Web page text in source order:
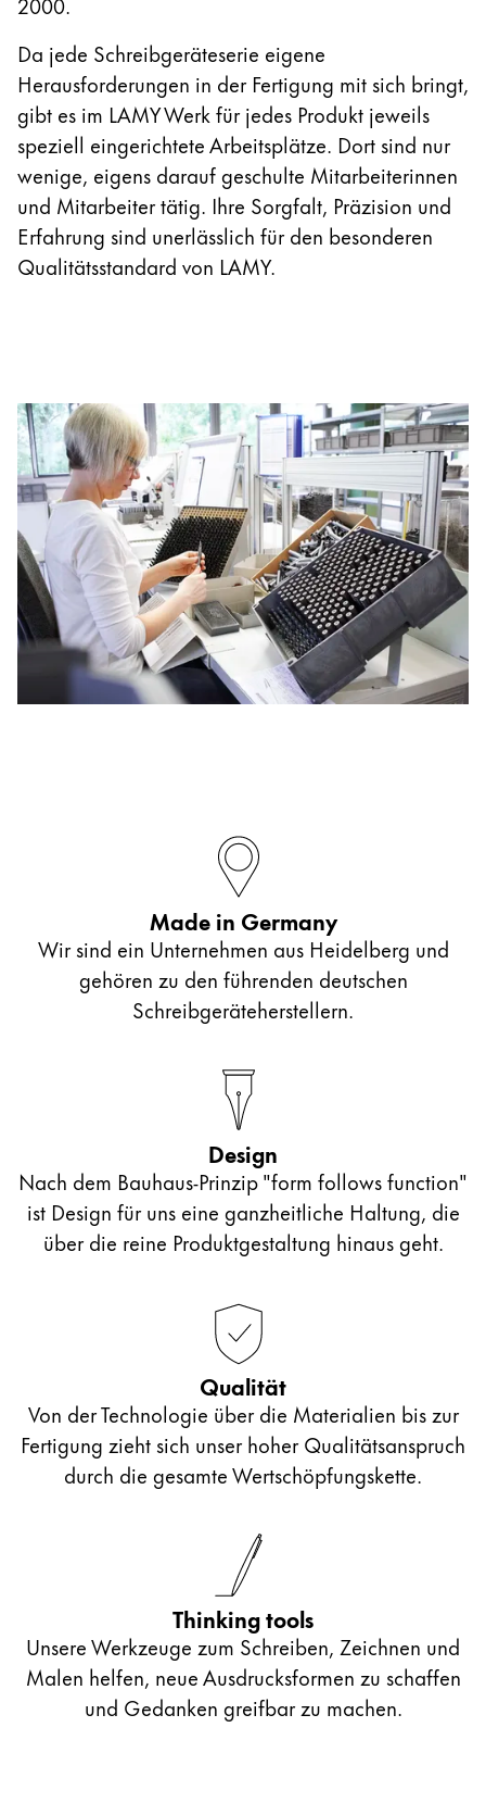
Da jede Schreibgeräteserie eigene
Herausforderungen in der Fertigung mit sich bringt,
gibt es im LAMY Werk für jedes Produkt jeweils
speziell eingerichtete Arbeitsplätze. Dort sind nur
wenige, eigens darauf geschulte Mitarbeiterinnen
und Mitarbeiter tätig. Ihre Sorgfalt, Präzision und
Erfahrung sind unerlässlich für den besonderen
Qualitätsstandard von LAMY.
Made in Germany
Wir sind ein Unternehmen aus Heidelberg und
gehören zu den führenden deutschen
Schreibgeräteherstellern.
Design
Nach dem Bauhaus-Prinzip "form follows function"
ist Design für uns eine ganzheitliche Haltung, die
über die reine Produktgestaltung hinaus geht.
Qualität
Von der Technologie über die Materialien bis zur
Fertigung zieht sich unser hoher Qualitätsanspruch
durch die gesamte Wertschöpfungskette.
Thinking tools
Unsere Werkzeuge zum Schreiben, Zeichnen und
Malen helfen, neue Ausdrucksformen zu schaffen
und Gedanken greifbar zu machen.